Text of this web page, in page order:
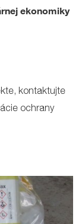
ekonomiky
kontaktujte
ochrany